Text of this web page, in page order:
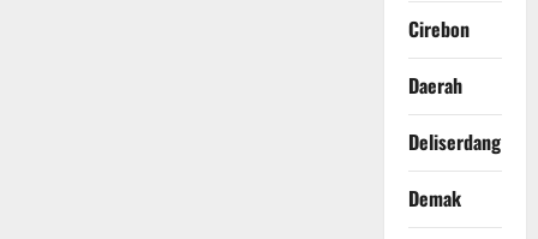
Cirebon
Daerah
Deliserdang
Demak